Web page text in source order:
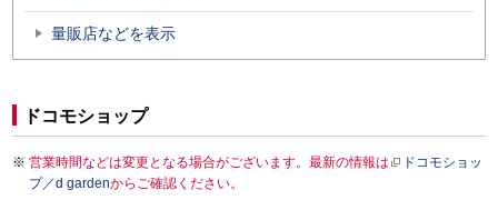
量販店などを表示
ドコモショップ
営業時間などは変更となる場合がございます。最新の情報は
ドコモショッ
プ／d gardenからご確認ください。